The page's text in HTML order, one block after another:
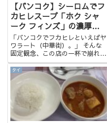
【バンコク】シーロムでフ
カヒレスープ「ホク シャ
ーク フィンズ」の濃厚ド
ロリ系スープが中毒確定の
旨さだった話
「バンコクでフカヒレといえばヤ
ワラート（中華街）。」 そんな
固定観念、この店の一杯で崩れる
かもしれません。ビジネス街・シ
ーロムの片隅に、「濃厚系フカヒ
レ」の最高峰とも言える名店があ
ります。その名は、Hock Shark
Fin（ホク シャー...
タイ